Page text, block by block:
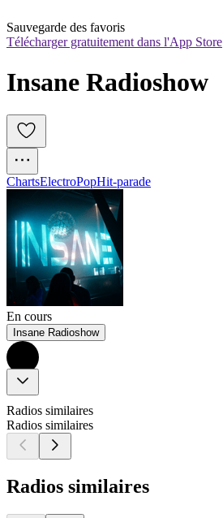
Sauvegarde des favoris
Télécharger gratuitement dans l'App Store
Insane Radioshow
ChartsElectroPopHit-parade
En cours
Insane Radioshow
Radios similaires
Radios similaires
Radios similaires